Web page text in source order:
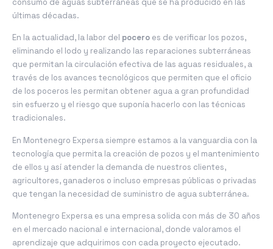
últimas décadas.
En la actualidad, la labor del pocero es de verificar los pozos,
eliminando el lodo y realizando las reparaciones subterráneas
que permitan la circulación efectiva de las aguas residuales, a
través de los avances tecnológicos que permiten que el oficio
de los poceros les permitan obtener agua a gran profundidad
sin esfuerzo y el riesgo que suponía hacerlo con las técnicas
tradicionales.
En Montenegro Expersa siempre estamos a la vanguardia con la
tecnología que permita la creación de pozos y el mantenimiento
de ellos y así atender la demanda de nuestros clientes,
agricultores, ganaderos o incluso empresas públicas o privadas
que tengan la necesidad de suministro de agua subterránea.
Montenegro Expersa es una empresa solida con más de 30 años
en el mercado nacional e internacional, donde valoramos el
aprendizaje que adquirimos con cada proyecto ejecutado.